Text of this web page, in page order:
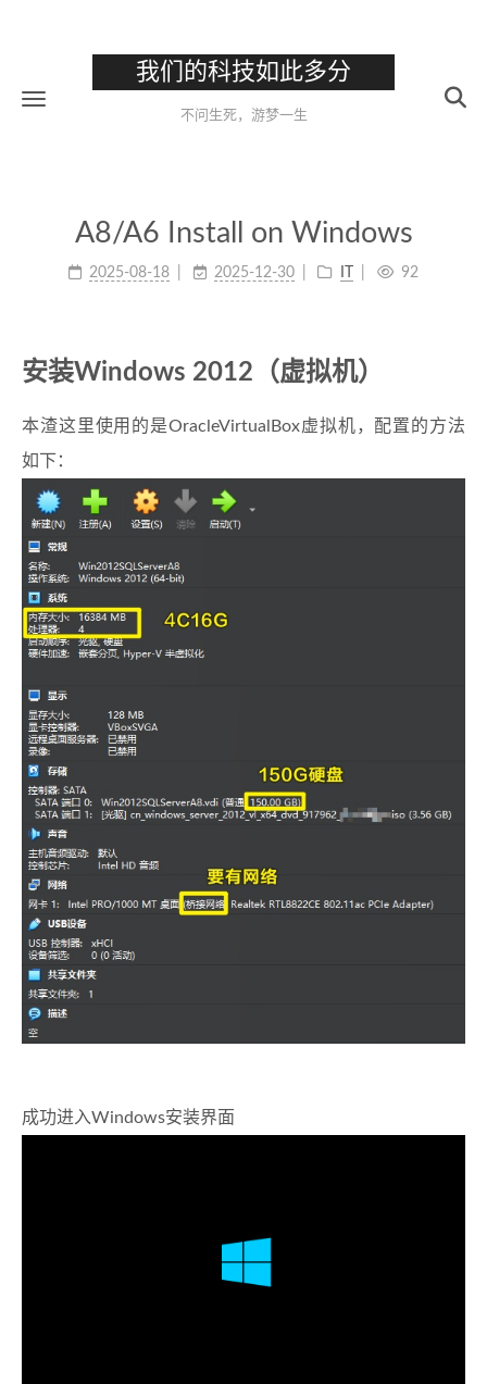
我们的科技如此多分
不问生死，游梦一生
A8/A6 Install on Windows
2025-08-18 2025-12-30 92
安装Windows 2012（虚拟机）
本渣这里使用的是OracleVirtualBox虚拟机，配置的方法
如下：
成功进入Windows安装界面